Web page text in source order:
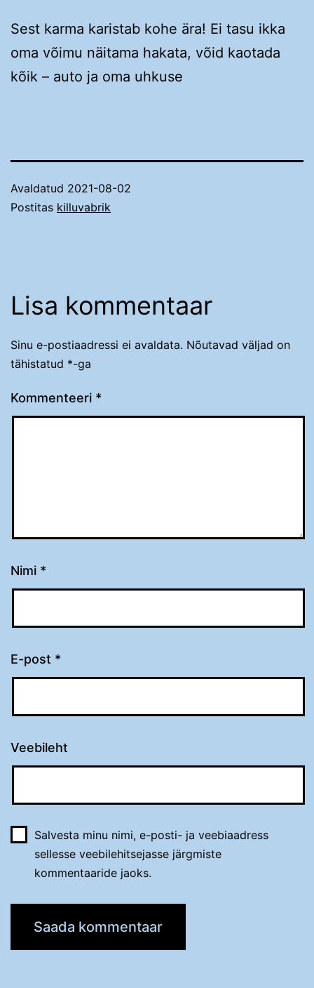
Sest karma karistab kohe ära! Ei tasu ikka
oma võimu näitama hakata, võid kaotada
kõik – auto ja oma uhkuse
Avaldatud 2021-08-02
Postitas killuvabrik
Lisa kommentaar
Sinu e-postiaadressi ei avaldata. Nõutavad väljad on
tähistatud *-ga
Kommenteeri *
Nimi *
E-post *
Veebileht
Salvesta minu nimi, e-posti- ja veebiaadress
sellesse veebilehitsejasse järgmiste
kommentaaride jaoks.